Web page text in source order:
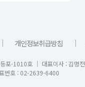
｜ 개인정보취급방침 ｜
포-1010호 │ 대표이사 : 김명전
번호 : 02-2639-6400